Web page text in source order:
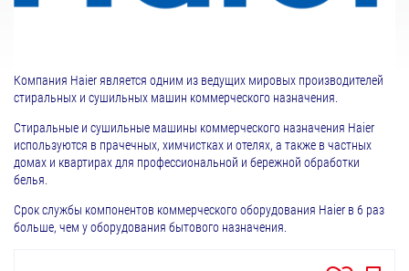
Компания Haier является одним из ведущих мировых производителей
стиральных и сушильных машин коммерческого назначения.
Стиральные и сушильные машины коммерческого назначения Haier
используются в прачечных, химчистках и отелях, а также в частных
домах и квартирах для профессиональной и бережной обработки
белья.
Срок службы компонентов коммерческого оборудования Haier в 6 раз
больше, чем у оборудования бытового назначения.